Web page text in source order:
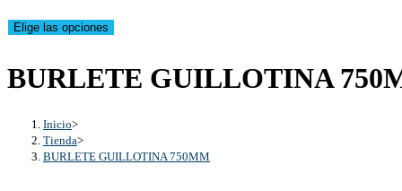
Elige las opciones
BURLETE GUILLOTINA
Inicio>
Tienda>
BURLETE GUILLOTINA 750MM